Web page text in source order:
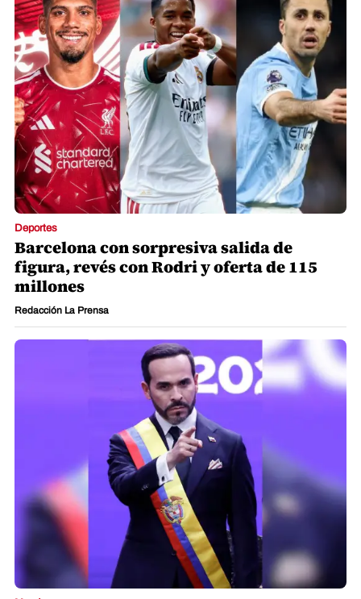
Deportes
Barcelona con sorpresiva salida de
figura, revés con Rodri y oferta de 115
millones
Redacción La Prensa